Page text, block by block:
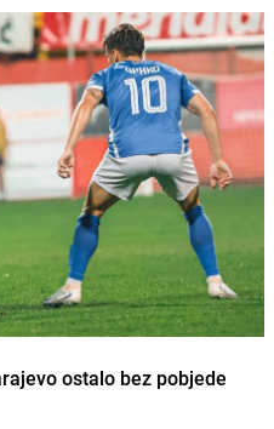
ostalo bez pobjede